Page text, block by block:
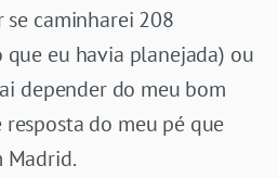
caminharei 208
eu havia planejada) ou
depender do meu bom
do meu pé que
Madrid.